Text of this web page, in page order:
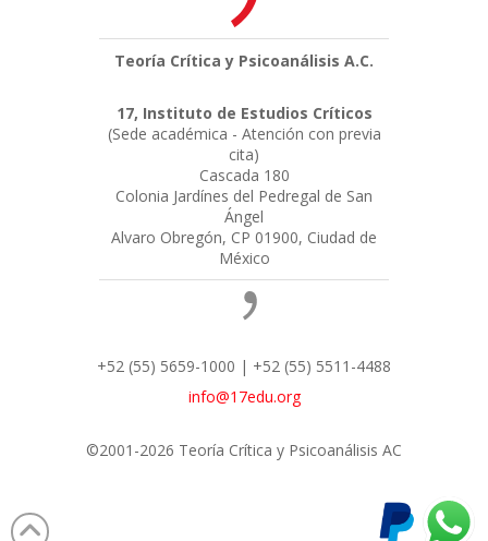
Teoría Crítica y Psicoanálisis A.C.
17, Instituto de Estudios Críticos
(Sede académica - Atención con previa
cita)
Cascada 180
Colonia Jardínes del Pedregal de San
Ángel
Alvaro Obregón, CP 01900, Ciudad de
México
+52 (55) 5659-1000 | +52 (55) 5511-4488
info@17edu.org
©2001-2026 Teoría Crítica y Psicoanálisis AC